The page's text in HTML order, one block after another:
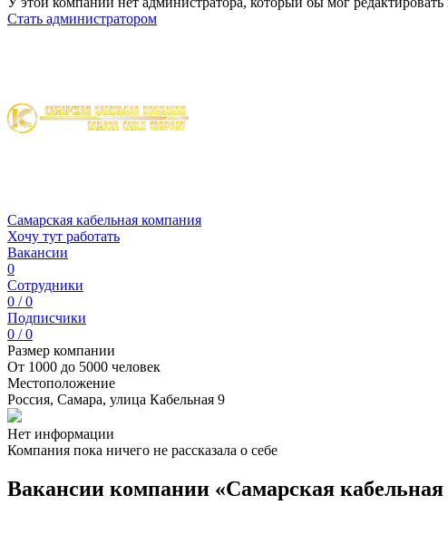
Стать администратором
Самарская кабельная компания
Хочу тут работать
Вакансии
0
Сотрудники
0 / 0
Подписчики
0 / 0
Размер компании
От 1000 до 5000 человек
Местоположение
Россия, Самара, улица Кабельная 9
Нет информации
Компания пока ничего не рассказала о себе
Вакансии компании «Самарская